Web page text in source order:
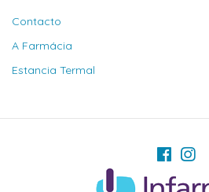
Contacto
A Farmácia
Estancia Termal